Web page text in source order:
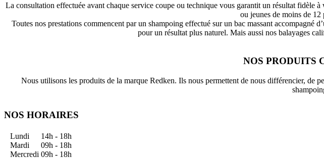
La consultation effectuée avant chaque service coupe ou technique vous garantit un résultat fidèle
ou jeunes de moins de 12
Toutes nos prestations commencent par un shampoing effectué sur un bac massant accompagné
pour un résultat plus naturel. Mais aussi nos balayages
NOS PRODUITS
Nous utilisons les produits de la marque Redken. Ils nous permettent de nous différencier, de
NOS HORAIRES
Lundi
Mardi
Mercredi
14h - 18h
09h - 18h
09h - 18h